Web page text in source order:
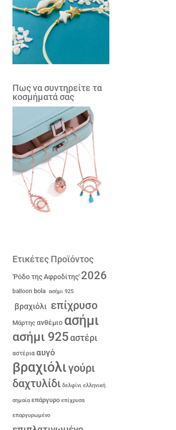
Πως να συντηρείτε τα
κοσμήματά σας
Ετικέτες Προϊόντος
'Ρόδο της Αφροδίτης' 2026
balloon bola ασήμι 925
βραχιόλι επίχρυσο
Μάρτης ανθέμιο ασήμι
ασήμι 925αστέρι
αστέρια αυγό
βραχιόλιγούρι
δαχτυλίδι δελφίνι ελληνική
σημαία επάργυρο επίχρυσα
επαργυρωμένο